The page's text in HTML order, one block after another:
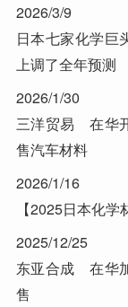
2026/3/9
日本七家化学
上调了全年预测
2026/1/30
三洋贸易 在华
售汽车材料
2026/1/16
【2025日本化
2025/12/25
东亚合成 在华
售